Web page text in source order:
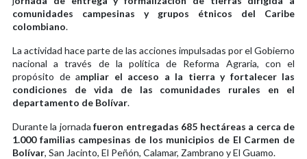
comunidades campesinas y grupos étnicos del Caribe
colombiano.
La actividad hace parte de las acciones impulsadas por el Gobierno
nacional a través de la política de Reforma Agraria, con el
propósito de ampliar el acceso a la tierra y fortalecer las
condiciones de vida de las comunidades rurales en el
departamento de Bolívar.
Durante la jornadafueron entregadas 685 hectáreas a cerca de
1.000 familias campesinas de los municipios de El Carmen de
Bolívar, San Jacinto, El Peñón, Calamar, Zambrano y El Guamo.